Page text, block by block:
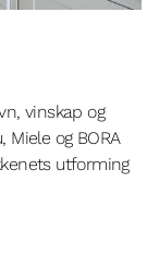
vinskap og
Miele og BORA
utforming